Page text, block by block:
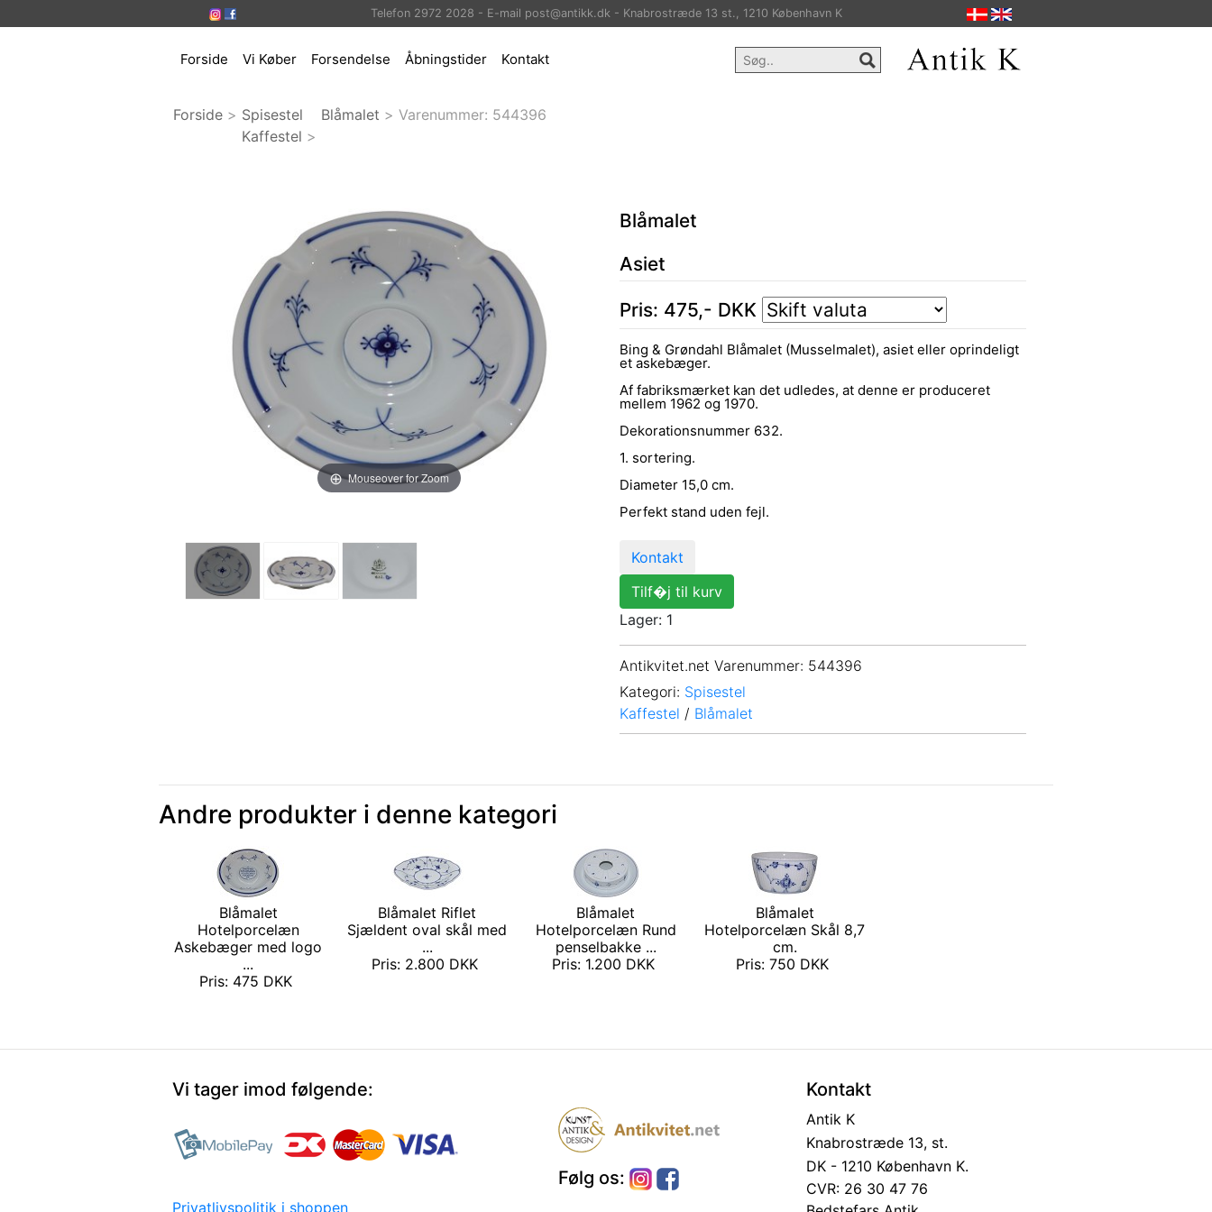
Telefon 2972 2028 - E-mail post@antikk.dk - Knabrostræde 13 st., 1210 København K
Forside Vi Køber Forsendelse Åbningstider Kontakt
Forside > Spisestel
Kaffestel >
Blåmalet > Varenummer: 544396
Mouseover for Zoom
Blåmalet
Asiet
Pris: 475,- DKK
Bing & Grøndahl Blåmalet (Musselmalet), asiet eller oprindeligt
et askebæger.
Af fabriksmærket kan det udledes, at denne er produceret
mellem 1962 og 1970.
Dekorationsnummer 632.
1. sortering.
Diameter 15,0 cm.
Perfekt stand uden fejl.
Kontakt
Tilf�j til kurv
Lager: 1
Antikvitet.net Varenummer: 544396
Kategori: Spisestel
Kaffestel / Blåmalet
Andre produkter i denne kategori
Blåmalet
Hotelporcelæn
Askebæger med logo
...
Pris: 475 DKK
Blåmalet Riflet
Sjældent oval skål med
...
Pris: 2.800 DKK
Blåmalet
Hotelporcelæn Rund
penselbakke ...
Pris: 1.200 DKK
Blåmalet
Hotelporcelæn Skål 8,7
cm.
Pris: 750 DKK
Vi tager imod følgende:
Privatlivspolitik i shoppen
Følg os:
Kontakt
Antik K
Knabrostræde 13, st.
DK - 1210 København K.
CVR: 26 30 47 76